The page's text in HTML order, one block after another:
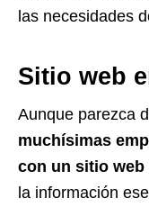
las necesidades
Sitio web
Aunque parezca
muchísimas
con un sitio web
la información